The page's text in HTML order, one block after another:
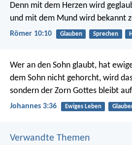
Denn mit dem Herzen wird
und mit dem Mund wird bekannt
Römer 10:10 Glauben Sprechen
Wer an den Sohn glaubt, hat
dem Sohn nicht gehorcht, wird
sondern der Zorn Gottes bleibt
Johannes 3:36 Ewiges Leben
Verwandte Themen